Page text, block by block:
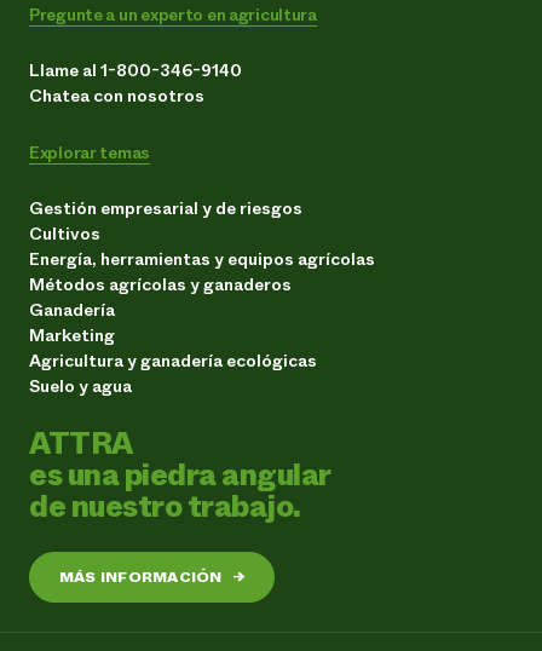
Pregunte a un experto en agricultura
Llame al 1-800-346-9140
Chatea con nosotros
Explorar temas
Gestión empresarial y de riesgos
Cultivos
Energía, herramientas y equipos agrícolas
Métodos agrícolas y ganaderos
Ganadería
Marketing
Agricultura y ganadería ecológicas
Suelo y agua
ATTRA
es una piedra angular
de nuestro trabajo.
MÁS INFORMACIÓN →